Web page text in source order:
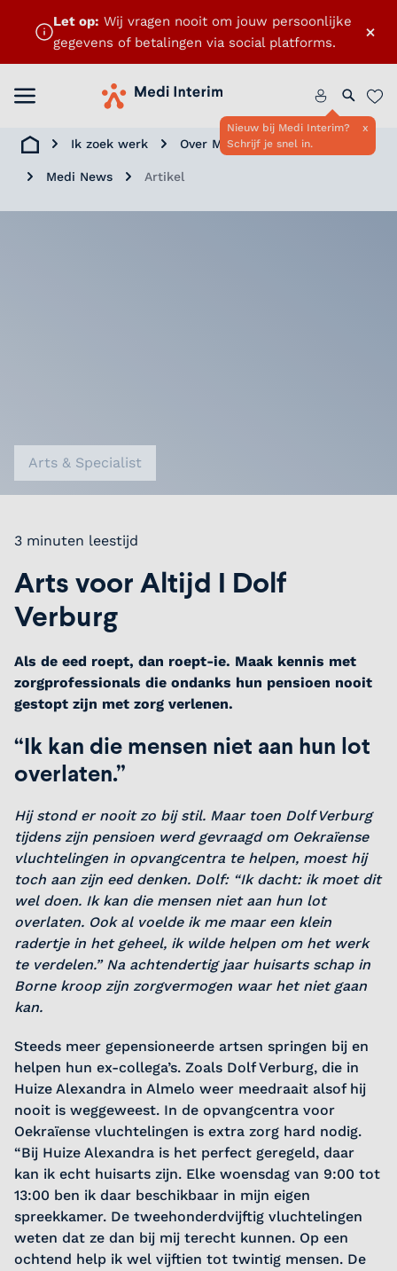
×
Let op: Wij vragen nooit om jouw persoonlijke
gegevens of betalingen via social platforms.
Menu openenHome
Nieuw bij Medi Interim?
Schrijf je snel in.
x
Zoeken
Home
Ik zoek werk Over Medi Interim
Medi News Artikel
Arts & Specialist
3 minuten leestijd
Arts voor Altijd I Dolf
Verburg
Als de eed roept, dan roept-ie. Maak kennis met
zorgprofessionals die ondanks hun pensioen nooit
gestopt zijn met zorg verlenen.
“Ik kan die mensen niet aan hun lot
overlaten.”
Hij stond er nooit zo bij stil. Maar toen Dolf Verburg
tijdens zijn pensioen werd gevraagd om Oekraïense
vluchtelingen in opvangcentra te helpen, moest hij
toch aan zijn eed denken. Dolf: “Ik dacht: ik moet dit
wel doen. Ik kan die mensen niet aan hun lot
overlaten. Ook al voelde ik me maar een klein
radertje in het geheel, ik wilde helpen om het werk
te verdelen.” Na achtendertig jaar huisarts schap in
Borne kroop zijn zorgvermogen waar het niet gaan
kan.
Steeds meer gepensioneerde artsen springen bij en
helpen hun ex-collega’s. Zoals Dolf Verburg, die in
Huize Alexandra in Almelo weer meedraait alsof hij
nooit is weggeweest. In de opvangcentra voor
Oekraïense vluchtelingen is extra zorg hard nodig.
“Bij Huize Alexandra is het perfect geregeld, daar
kan ik echt huisarts zijn. Elke woensdag van 9:00 tot
13:00 ben ik daar beschikbaar in mijn eigen
spreekkamer. De tweehonderdvijftig vluchtelingen
weten dat ze dan bij mij terecht kunnen. Op een
ochtend help ik wel vijftien tot twintig mensen. De